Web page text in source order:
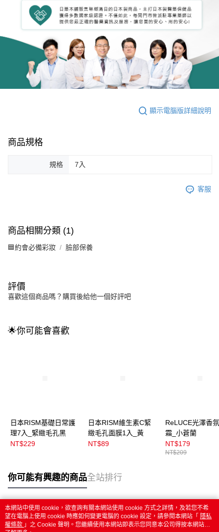
顯示電腦版詳細說明
商品規格
規格 7入
客服
商品相關分類 (1)
🟦約會必備彩妝 臉部保養
評價
喜歡這個商品嗎？購買後給他一個好評吧
🌟你可能會喜歡
日本RISM基礎日常護
理7入_緊緻毛孔黑
NT$229
日本RISM維生素C緊
緻毛孔面膜1入_黃
NT$89
ReLUCE光澤香
霜_小蒼蘭
NT$179
NT$209
你可能有興趣的商品全站排行
熱門標籤
本網站中使用 cookie，欲查詢有關本網站使用 cookie 方式之詳情，及若您不希
望在電腦上使用 cookie 時應如何變更電腦的 cookie 設定，請參閱本網站「 隱私
權條款 」之 Cookie 聲明。您繼續使用本網站即表示您同意本公司得按本網站使